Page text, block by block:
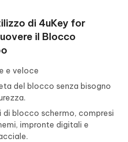
di 4uKey for
il Blocco
e veloce
del blocco senza bisogno
di blocco schermo, compresi
impronte digitali e